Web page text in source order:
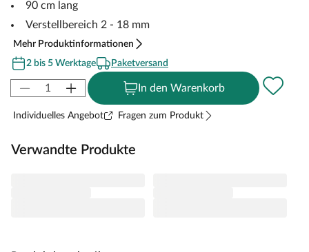
90 cm lang
Verstellbereich 2 - 18 mm
Mehr Produktinformationen
2 bis 5 Werktage
Paketversand
In den Warenkorb
Individuelles Angebot Fragen zum Produkt
Verwandte Produkte